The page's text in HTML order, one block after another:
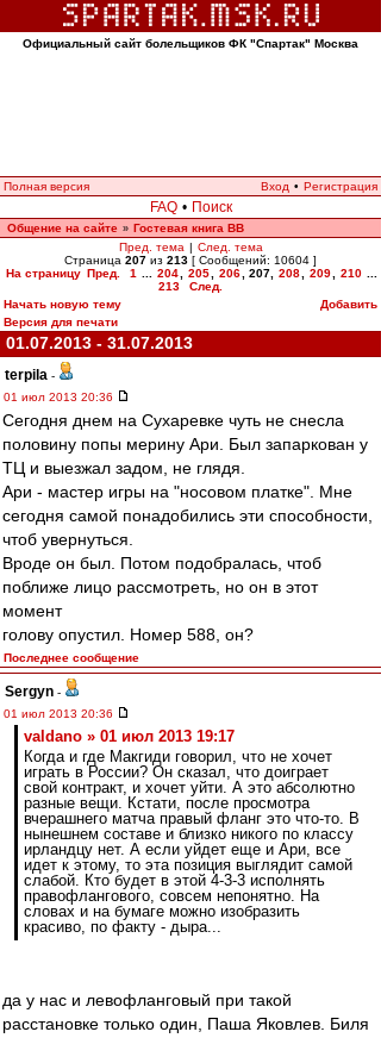
Официальный сайт болельщиков ФК "Спартак" Москва
Полная версия Вход • Регистрация
FAQ • Поиск
Общение на сайте » Гостевая книга ВВ
Пред. тема | След. тема
Страница 207 из 213 [ Сообщений: 10604 ]
На страницу Пред. 1 204 205 206 207, 208 209 210
213
След.
Начать новую тему
Добавить
Версия для печати
01.07.2013 - 31.07.2013
terpila -
01 июл 2013 20:36
Сегодня днем на Сухаревке чуть не снесла
половину попы мерину Ари. Был запаркован у
ТЦ и выезжал задом, не глядя.
Ари - мастер игры на "носовом платке". Мне
сегодня самой понадобились эти способности,
чтоб увернуться.
Вроде он был. Потом подобралась, чтоб
поближе лицо рассмотреть, но он в этот
момент
голову опустил. Номер 588, он?
Последнее сообщение
Sergyn -
01 июл 2013 20:36
valdano » 01 июл 2013 19:17
Когда и где Макгиди говорил, что не хочет
играть в России? Он сказал, что доиграет
свой контракт, и хочет уйти. А это абсолютно
разные вещи. Кстати, после просмотра
вчерашнего матча правый фланг это что-то. В
нынешнем составе и близко никого по классу
ирландцу нет. А если уйдет еще и Ари, все
идет к этому, то эта позиция выглядит самой
слабой. Кто будет в этой 4-3-3 исполнять
правофлангового, совсем непонятно. На
словах и на бумаге можно изобразить
красиво, по факту - дыра...
да у нас и левофланговый при такой
расстановке только один, Паша Яковлев. Биля